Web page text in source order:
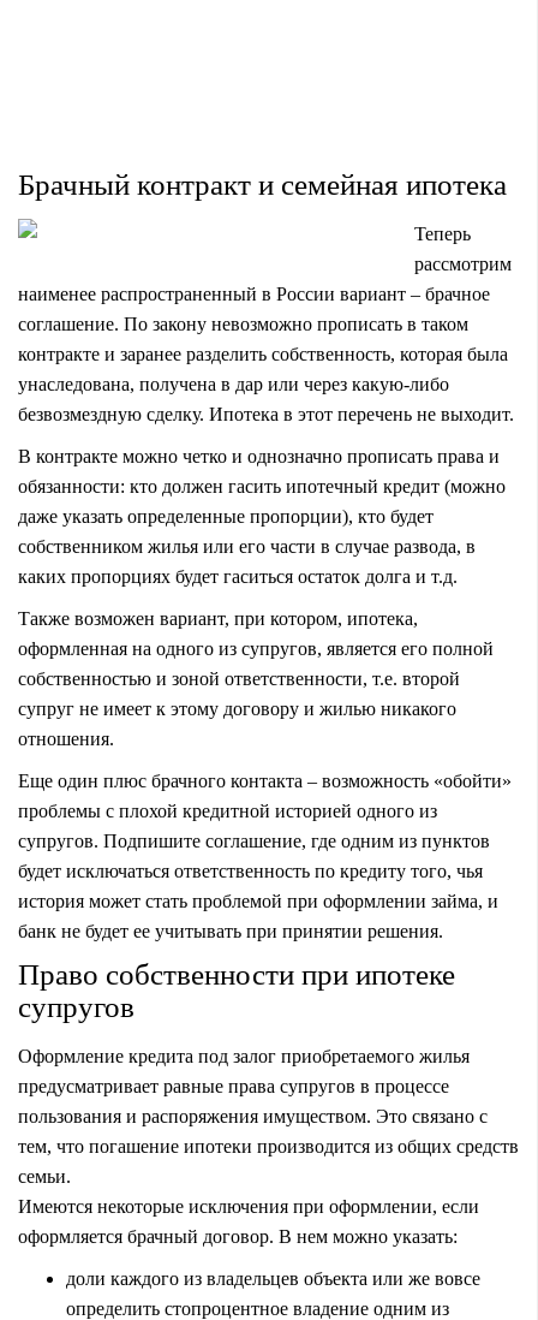
Брачный контракт и семейная ипотека
Теперь
рассмотрим
наименее распространенный в России вариант – брачное
соглашение. По закону невозможно прописать в таком
контракте и заранее разделить собственность, которая была
унаследована, получена в дар или через какую-либо
безвозмездную сделку. Ипотека в этот перечень не выходит.
В контракте можно четко и однозначно прописать права и
обязанности: кто должен гасить ипотечный кредит (можно
даже указать определенные пропорции), кто будет
собственником жилья или его части в случае развода, в
каких пропорциях будет гаситься остаток долга и т.д.
Также возможен вариант, при котором, ипотека,
оформленная на одного из супругов, является его полной
собственностью и зоной ответственности, т.е. второй
супруг не имеет к этому договору и жилью никакого
отношения.
Еще один плюс брачного контакта – возможность «обойти»
проблемы с плохой кредитной историей одного из
супругов. Подпишите соглашение, где одним из пунктов
будет исключаться ответственность по кредиту того, чья
история может стать проблемой при оформлении займа, и
банк не будет ее учитывать при принятии решения.
Право собственности при ипотеке
супругов
Оформление кредита под залог приобретаемого жилья
предусматривает равные права супругов в процессе
пользования и распоряжения имуществом. Это связано с
тем, что погашение ипотеки производится из общих средств
семьи.
Имеются некоторые исключения при оформлении, если
оформляется брачный договор. В нем можно указать:
доли каждого из владельцев объекта или же вовсе
определить стопроцентное владение одним из